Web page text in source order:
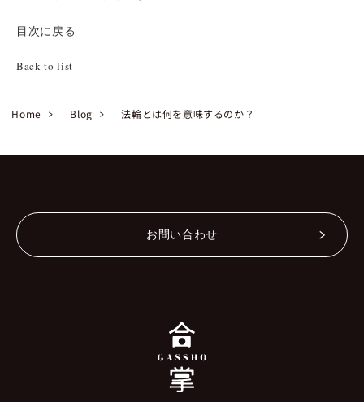
目次に戻る
Back to list
Home Blog 法輪とは何を意味するのか？
お問い合わせ